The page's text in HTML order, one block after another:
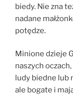
biedy. Nie zna
nadane
potędze.
Minione dzieje
naszych
ludy biedne lub
ale bogate i